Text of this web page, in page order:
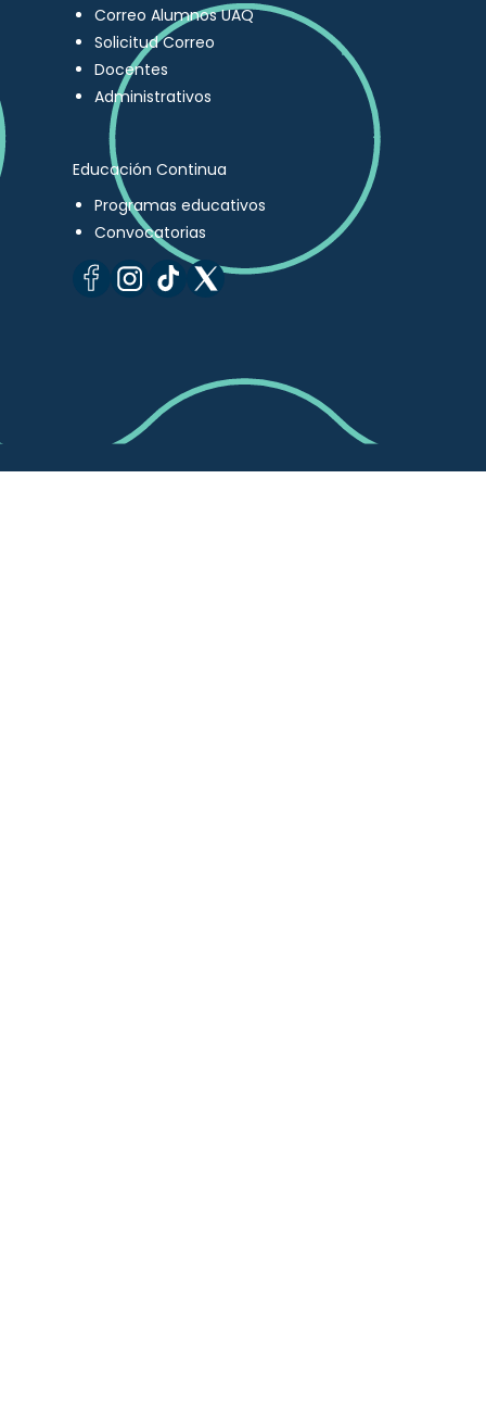
Correo Alumnos UAQ
Solicitud Correo
Docentes
Administrativos
Educación Continua
Programas educativos
Convocatorias